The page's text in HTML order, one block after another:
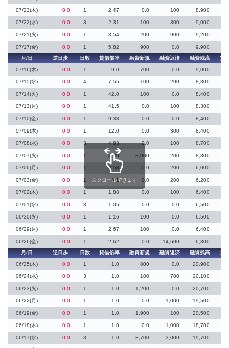
07/23(木) 0.0 1 2.47 0.0 100 8,900
07/22(水) 0.0 3 2.31 100 300 9,000
07/21(火) 0.0 1 3.54 200 900 9,200
07/17(金) 0.0 1 5.82 900 0.0
9,900
月/日
逆日歩 日数 貸借倍率 融資新規 融資返済 融資残高
貸
07/16(木)
0.0 1 9.0 700 0.0 9,000
07/15(水) 0.0 4 7.55 100 200 8,300
07/14(火) 0.0 1 42.0 100 0.0 8,400
07/13(月) 0.0 1 41.5 0.0 100 8,300
07/10(金) 0.0 1 9.33 0.0 0.0 8,400
07/09(木) 0.0 1 12.0 0.0 300 8,400
07/08(水) 0.0 3 4.83 0.0 100 8,700
07/07(火) 0.0 1 4.89 3,000 200 8,800
07/06(月) 0.0 1 3.53 0.0 200 6,000
07/03(金) 0.0 1 3.1 0.0 200 6,200
07/02(木) 0.0 1 1.88 0.0 100 6,400
07/01(水) 0.0 3 1.05 0.0 0.0 6,500
06/30(火) 0.0 1 1.16 100 0.0 6,500
06/29(月) 0.0 1 2.67 100 0.0 6,400
06/26(金) 0.0 1 2.62 0.0 14,600
6,300
月/日
逆日歩 日数 貸借倍率 融資新規 融資返済 融資残高
貸
06/25(木)
0.0 1 1.0 800 0.0 20,900
06/24(水) 0.0 3 1.0 100 700 20,100
06/23(火) 0.0 1 1.0 1,200 0.0 20,700
06/22(月) 0.0 1 1.0 0.0 1,000 19,500
06/19(金) 0.0 1 1.0 1,900 100 20,500
06/18(木) 0.0 1 1.0 0.0 1,000 18,700
06/17(水) 0.0 3 1.0 3,700 3,000 19,700
スクロールできます